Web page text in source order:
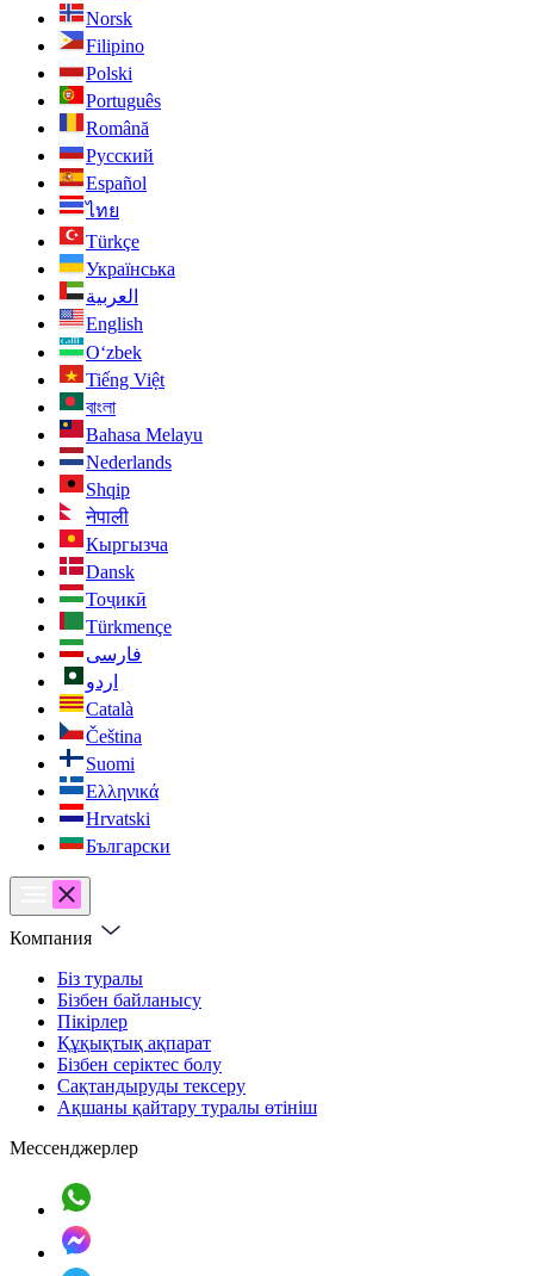
Norsk
Filipino
Polski
Português
Română
Русский
Español
ไทย
Türkçe
Українська
العربية
English
O‘zbek
Tiếng Việt
বাংলা
Bahasa Melayu
Nederlands
Shqip
नेपाली
Кыргызча
Dansk
Тоҷикӣ
Türkmençe
فارسی
اردو
Català
Čeština
Suomi
Ελληνικά
Hrvatski
Български
Компания
Біз туралы
Бізбен байланысу
Пікірлер
Құқықтық ақпарат
Бізбен серіктес болу
Сақтандыруды тексеру
Ақшаны қайтару туралы өтініш
Мессенджерлер